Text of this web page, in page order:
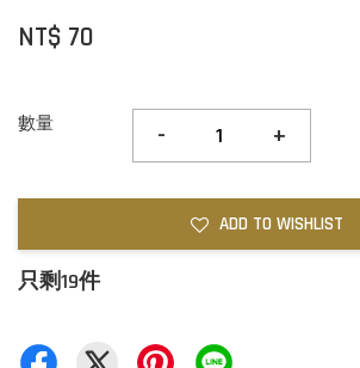
NT$ 70
數量 - +
ADD TO WISHLIST
只剩19件